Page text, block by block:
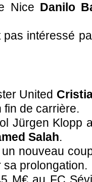
Nice Danilo
intéressé
United
fin de carrière.
Jürgen Klopp
Salah.
nouveau
sa prolongation.